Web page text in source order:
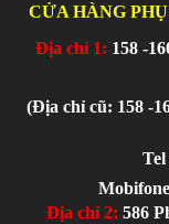
CỬA HÀNG
Địa chỉ 1: 158 -
(Địa chỉ cũ: 158 -
Tel
Địa chỉ 2: 586